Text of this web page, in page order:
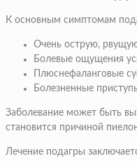
К основным симптомам
Очень острую,
Болевые ощущения
Плюснефаланговые
Болезненные
Заболевание может быть
становится причиной
Лечение подагры